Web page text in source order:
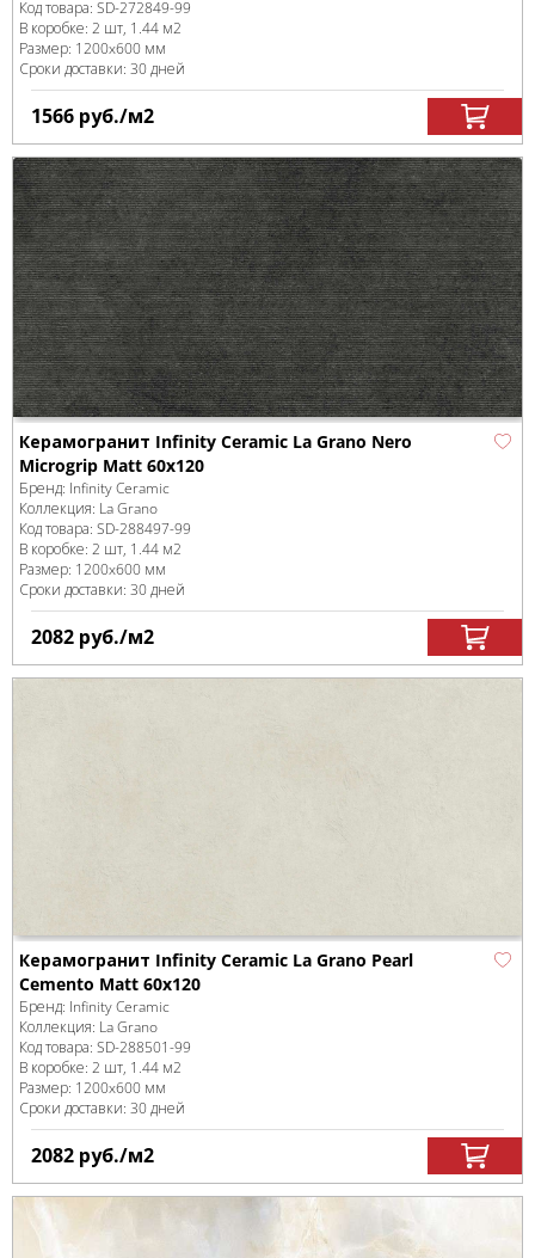
Код товара: SD-272849-99
В коробке: 2 шт, 1.44 м2
Размер: 1200x600 мм
Сроки доставки: 30 дней
1566 руб./м2
Керамогранит Infinity Ceramic La Grano Nero
Microgrip Matt 60x120
Бренд: Infinity Ceramic
Коллекция: La Grano
Код товара: SD-288497-99
В коробке: 2 шт, 1.44 м2
Размер: 1200x600 мм
Сроки доставки: 30 дней
2082 руб./м2
Керамогранит Infinity Ceramic La Grano Pearl
Cemento Matt 60x120
Бренд: Infinity Ceramic
Коллекция: La Grano
Код товара: SD-288501-99
В коробке: 2 шт, 1.44 м2
Размер: 1200x600 мм
Сроки доставки: 30 дней
2082 руб./м2